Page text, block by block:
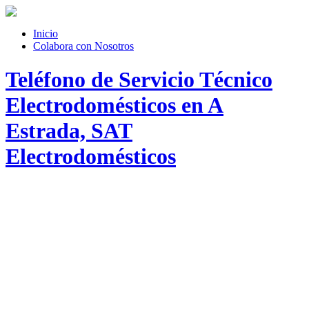
Inicio
Colabora con Nosotros
Teléfono de Servicio Técnico
Electrodomésticos en A
Estrada, SAT
Electrodomésticos